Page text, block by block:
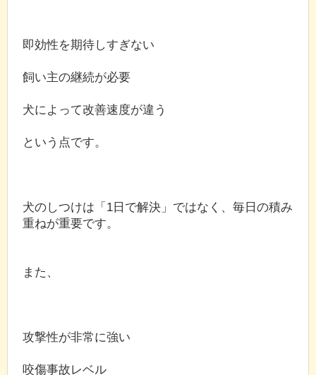
即効性を期待しすぎない
飼い主の継続が必要
犬によって改善速度が違う
という点です。
犬のしつけは「1日で解決」ではなく、毎日の積み
重ねが重要です。
また、
攻撃性が非常に強い
咬傷事故レベル